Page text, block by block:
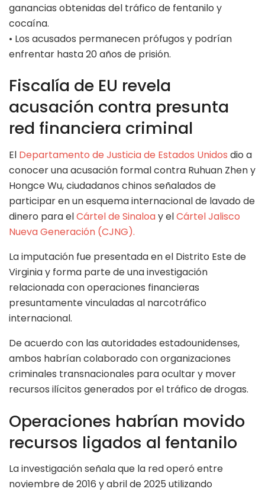
ganancias obtenidas del tráfico de fentanilo y
cocaína.
• Los acusados permanecen prófugos y podrían
enfrentar hasta 20 años de prisión.
Fiscalía de EU revela
acusación contra presunta
red financiera criminal
El Departamento de Justicia de Estados Unidos dio a
conocer una acusación formal contra Ruhuan Zhen y
Hongce Wu, ciudadanos chinos señalados de
participar en un esquema internacional de lavado de
dinero para elCártel de Sinaloay elCártel Jalisco
Nueva Generación (CJNG).
La imputación fue presentada en el Distrito Este de
Virginia y forma parte de una investigación
relacionada con operaciones financieras
presuntamente vinculadas al narcotráfico
internacional.
De acuerdo con las autoridades estadounidenses,
ambos habrían colaborado con organizaciones
criminales transnacionales para ocultar y mover
recursos ilícitos generados por el tráfico de drogas.
Operaciones habrían movido
recursos ligados al fentanilo
La investigación señala que la red operó entre
noviembre de 2016 y abril de 2025 utilizando